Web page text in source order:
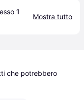
1
Mostra tutto
che potrebbero